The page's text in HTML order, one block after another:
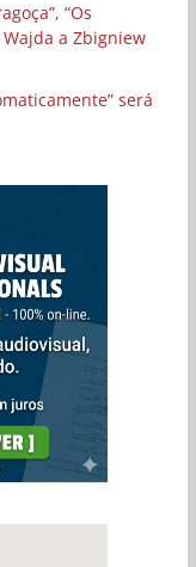
“Os
a Zbigniew
será